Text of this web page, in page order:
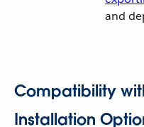
and
Compatibility
Installation